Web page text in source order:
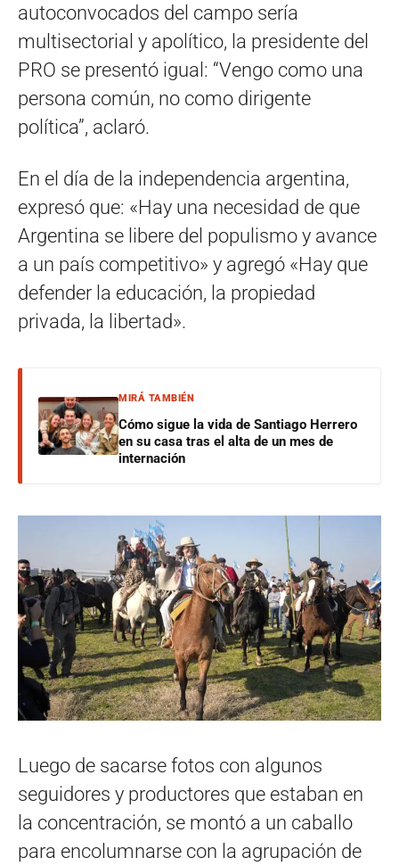
autoconvocados del campo sería
multisectorial y apolítico, la presidente del
PRO se presentó igual: “Vengo como una
persona común, no como dirigente
política”, aclaró.
En el día de la independencia argentina,
expresó que: «Hay una necesidad de que
Argentina se libere del populismo y avance
a un país competitivo» y agregó «Hay que
defender la educación, la propiedad
privada, la libertad».
MIRÁ TAMBIÉN
Cómo sigue la vida de Santiago Herrero
en su casa tras el alta de un mes de
internación
Luego de sacarse fotos con algunos
seguidores y productores que estaban en
la concentración, se montó a un caballo
para encolumnarse con la agrupación de